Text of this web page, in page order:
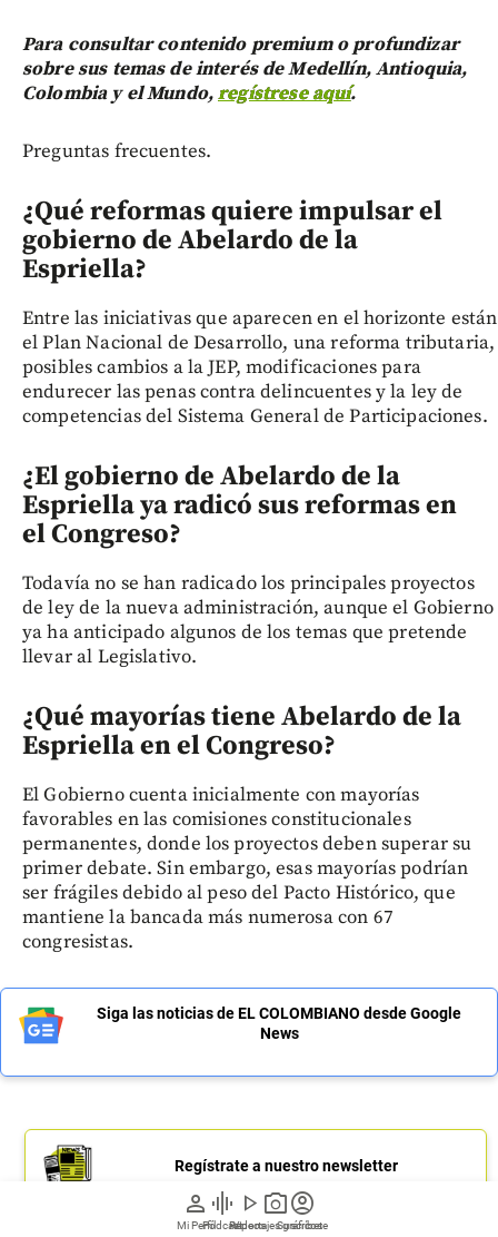
person
Mi Perfil
graphic_eq
Pódcast
play_arrow
Videos
photo_camera
Reportajes gráficos
account_circle
Suscríbete
Para consultar contenido premium o profundizar
sobre sus temas de interés de Medellín, Antioquia,
Colombia y el Mundo,regístrese aquí.
Preguntas frecuentes.
¿Qué reformas quiere impulsar el
gobierno de Abelardo de la
Espriella?
Entre las iniciativas que aparecen en el horizonte están
el Plan Nacional de Desarrollo, una reforma tributaria,
posibles cambios a la JEP, modificaciones para
endurecer las penas contra delincuentes y la ley de
competencias del Sistema General de Participaciones.
¿El gobierno de Abelardo de la
Espriella ya radicó sus reformas en
el Congreso?
Todavía no se han radicado los principales proyectos
de ley de la nueva administración, aunque el Gobierno
ya ha anticipado algunos de los temas que pretende
llevar al Legislativo.
¿Qué mayorías tiene Abelardo de la
Espriella en el Congreso?
El Gobierno cuenta inicialmente con mayorías
favorables en las comisiones constitucionales
permanentes, donde los proyectos deben superar su
primer debate. Sin embargo, esas mayorías podrían
ser frágiles debido al peso del Pacto Histórico, que
mantiene la bancada más numerosa con 67
congresistas.
Siga las noticias de EL COLOMBIANO desde Google
News
Regístrate a nuestro newsletter